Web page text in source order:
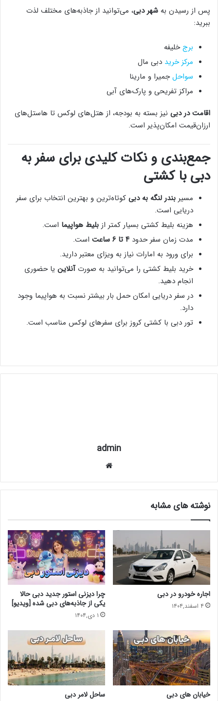
پس از رسیدن به شهر دبی، می‌توانید از جاذبه‌های مختلف لذت
ببرید:
برجخلیفه
مرکز خرید دبی مال
سواحلجمیرا و مارینا
مراکز تفریحی و پارک‌های آبی
اقامت در دبی نیز بسته به بودجه، از هتل‌های لوکس تا هاستل‌های
ارزان‌قیمت امکان‌پذیر است.
جمع‌بندی و نکات کلیدی برای سفر به
دبی با کشتی
مسیر بندر لنگه به دبی کوتاه‌ترین و بهترین انتخاب برای سفر
دریایی است.
هزینه بلیط کشتی بسیار کمتر از بلیط هواپیما است.
مدت زمان سفر حدود ۴ تا ۶ ساعت
است.
برای ورود به امارات نیاز به ویزای معتبر دارید.
خرید بلیط کشتی را می‌توانید به صورتآنلاین یا حضوری
انجام دهید.
در سفر دریایی امکان حمل بار بیشتر نسبت به هواپیما وجود
دارد.
تور دبی با کشتی کروز برای سفرهای لوکس مناسب است.
admin
ت
نوشته های مشابه
اجاره خودرو در دبی
۴ اسفند,۱۴۰۴
چرا دیزنی استور جدید دبی حالا
یکی از جاذبه‌های دبی شده [ویدیو]
۱ دی,۱۴۰۴
خیابان های دبی ساحل لامر دبی